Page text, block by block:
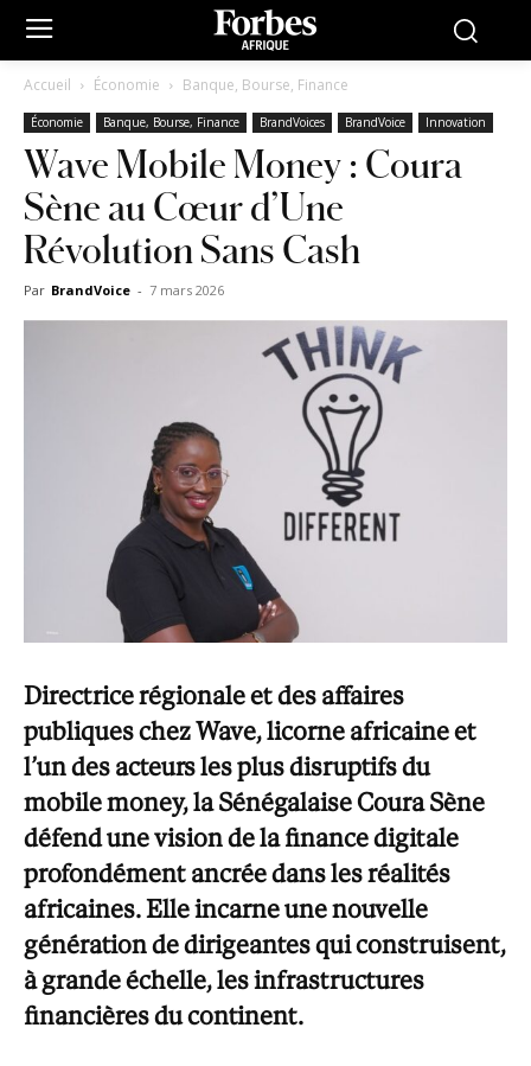
Accueil Économie Banque, Bourse, Finance
Économie Banque, Bourse, Finance BrandVoices BrandVoice Innovation
Wave Mobile Money : Coura
Sène au Cœur d’Une
Révolution Sans Cash
Par BrandVoice - 7 mars 2026
Directrice régionale et des affaires
publiques chez Wave, licorne africaine et
l’un des acteurs les plus disruptifs du
mobile money, la Sénégalaise Coura Sène
défend une vision de la finance digitale
profondément ancrée dans les réalités
africaines. Elle incarne une nouvelle
génération de dirigeantes qui construisent,
à grande échelle, les infrastructures
financières du continent.